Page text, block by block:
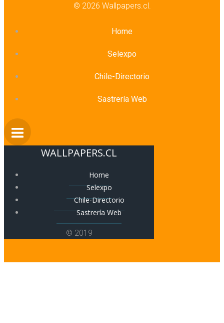
© 2026 Wallpapers.cl.
Home
Selexpo
Chile-Directorio
Sastrería Web
WALLPAPERS.CL
Home
Selexpo
Chile-Directorio
Sastrería Web
© 2019